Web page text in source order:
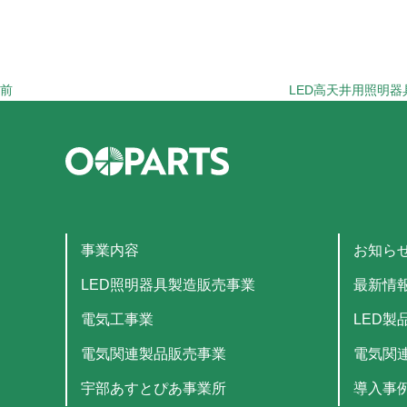
前 LED高天井用照明器
事業内容
LED照明器具製造販売事業
電気工事業
電気関連製品販売事業
宇部あすとぴあ事業所
お知ら
最新情
LED製
電気関
導入事